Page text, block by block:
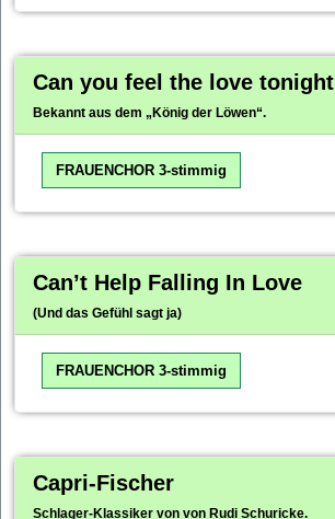
Can you feel the love tonight
Bekannt aus dem „König der Löwen“.
FRAUENCHOR 3-stimmig
Can’t Help Falling In Love
(Und das Gefühl sagt ja)
FRAUENCHOR 3-stimmig
Capri-Fischer
Schlager-Klassiker von von Rudi Schuricke.